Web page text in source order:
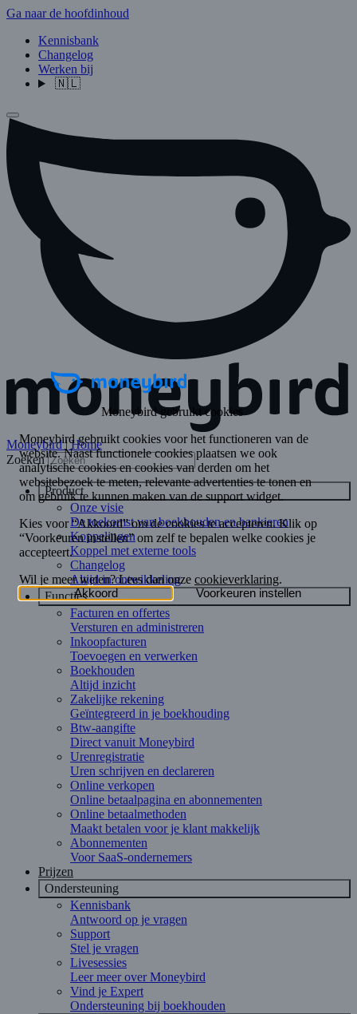
Ga naar de hoofdinhoud
Kennisbank
Changelog
Werken bij
🇳🇱
Moneybird | Home
Zoeken
Product
Onze visie
De toekomst van boekhouden en bankieren
Koppelingen
Koppel met externe tools
Changelog
Altijd in ontwikkeling
Functies
Facturen en offertes
Versturen en administreren
Inkoopfacturen
Toevoegen en verwerken
Boekhouden
Altijd inzicht
Zakelijke rekening
Geïntegreerd in je boekhouding
Btw-aangifte
Direct vanuit Moneybird
Urenregistratie
Uren schrijven en declareren
Online verkopen
Online betaalpagina en abonnementen
Online betaalmethoden
Maakt betalen voor je klant makkelijk
Abonnementen
Voor SaaS-ondernemers
Prijzen
Ondersteuning
Kennisbank
Antwoord op je vragen
Support
Stel je vragen
Livesessies
Leer meer over Moneybird
Vind je Expert
Ondersteuning bij boekhouden